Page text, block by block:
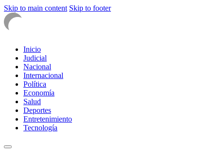
Skip to main content Skip to footer
Inicio
Judicial
Nacional
Internacional
Política
Economía
Salud
Deportes
Entretenimiento
Tecnología